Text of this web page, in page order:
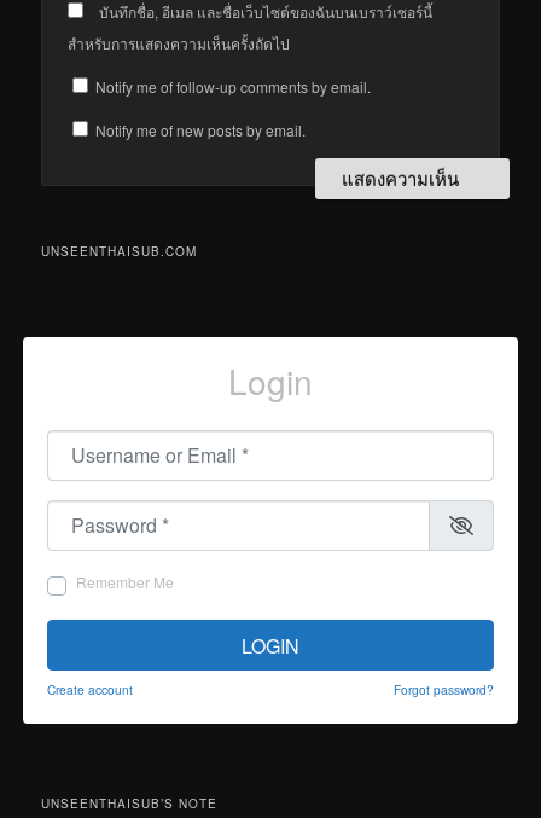
บันทึกชื่อ, อีเมล และชื่อเว็บไซต์ของฉันบนเบราว์เซอร์นี้
สำหรับการแสดงความเห็นครั้งถัดไป
Notify me of follow-up comments by email.
Notify me of new posts by email.
UNSEENTHAISUB.COM
Login
Username or Email
Password
Remember Me
LOGIN
Create account Forgot password?
UNSEENTHAISUB’S NOTE